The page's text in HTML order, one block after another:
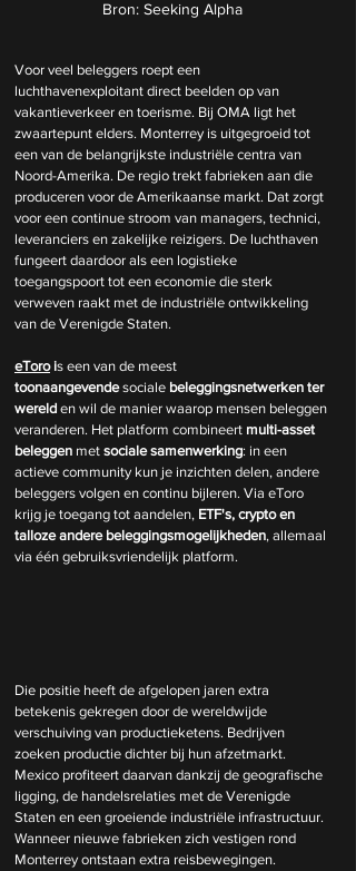
Bron: Seeking Alpha
Voor veel beleggers roept een
luchthavenexploitant direct beelden op van
vakantieverkeer en toerisme. Bij OMA ligt het
zwaartepunt elders. Monterrey is uitgegroeid tot
een van de belangrijkste industriële centra van
Noord-Amerika. De regio trekt fabrieken aan die
produceren voor de Amerikaanse markt. Dat zorgt
voor een continue stroom van managers, technici,
leveranciers en zakelijke reizigers. De luchthaven
fungeert daardoor als een logistieke
toegangspoort tot een economie die sterk
verweven raakt met de industriële ontwikkeling
van de Verenigde Staten.
eToro is een van de meest
toonaangevende sociale beleggingsnetwerken ter
wereld en wil de manier waarop mensen beleggen
veranderen. Het platform combineert multi-asset
beleggen met sociale samenwerking: in een
actieve community kun je inzichten delen, andere
beleggers volgen en continu bijleren. Via eToro
krijg je toegang tot aandelen, ETF's, crypto en
talloze andere beleggingsmogelijkheden, allemaal
via één gebruiksvriendelijk platform.
Die positie heeft de afgelopen jaren extra
betekenis gekregen door de wereldwijde
verschuiving van productieketens. Bedrijven
zoeken productie dichter bij hun afzetmarkt.
Mexico profiteert daarvan dankzij de geografische
ligging, de handelsrelaties met de Verenigde
Staten en een groeiende industriële infrastructuur.
Wanneer nieuwe fabrieken zich vestigen rond
Monterrey ontstaan extra reisbewegingen.